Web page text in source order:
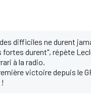
difficiles ne durent
fortes durent", répète
à la radio.
victoire depuis le